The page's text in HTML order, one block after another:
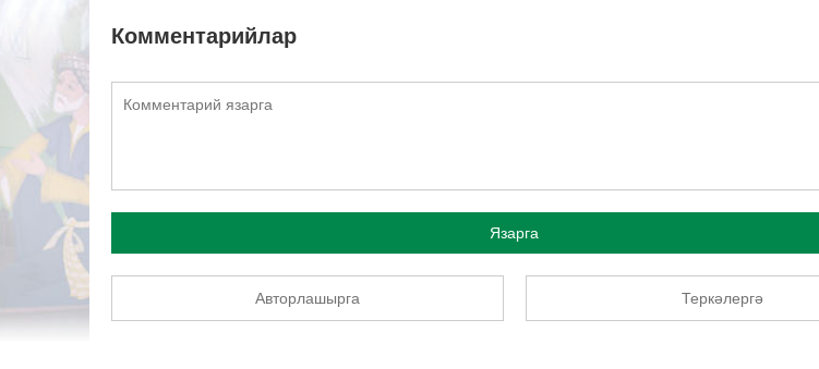
Комментарийлар
Язарга
Авторлашырга Теркәлергә